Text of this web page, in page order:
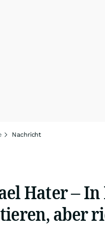
Nachricht
Hater –
aber